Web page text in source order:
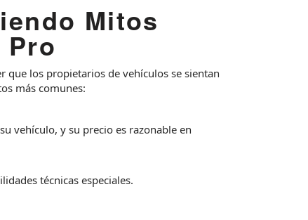
Mitos
que los propietarios de vehículos se sientan
más comunes:
vehículo, y su precio es razonable en
técnicas especiales.